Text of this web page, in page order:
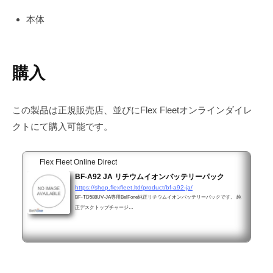
本体
購入
この製品は正規販売店、並びにFlex Fleetオンラインダイレ
クトにて購入可能です。
Flex Fleet Online Direct
BF-A92 JA リチウムイオンバッテリーパック
https://shop.flexfleet.ltd/product/bf-a92-ja/
BF-TD588UV-JA専用BelFone純正リチウムイオンバッテリーパックです。 純
正デスクトップチャージ…